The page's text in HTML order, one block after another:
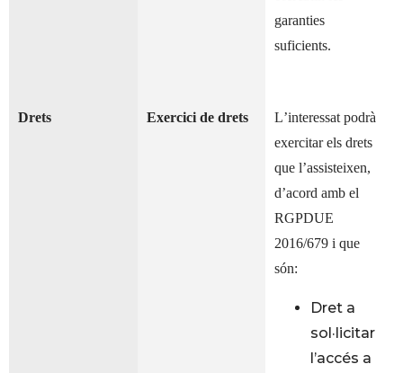
garanties
suficients.
Drets Exercici de drets
L’interessat podrà
exercitar els drets
que l’assisteixen,
d’acord amb el
RGPDUE
2016/679 i que
són:
Dret a
sol·licitar
l’accés a